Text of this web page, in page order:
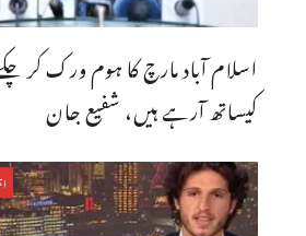
اسلام آباد مارچ کا ہوم ورک کر
کیساتھ آرہے ہیں، شفیع جان